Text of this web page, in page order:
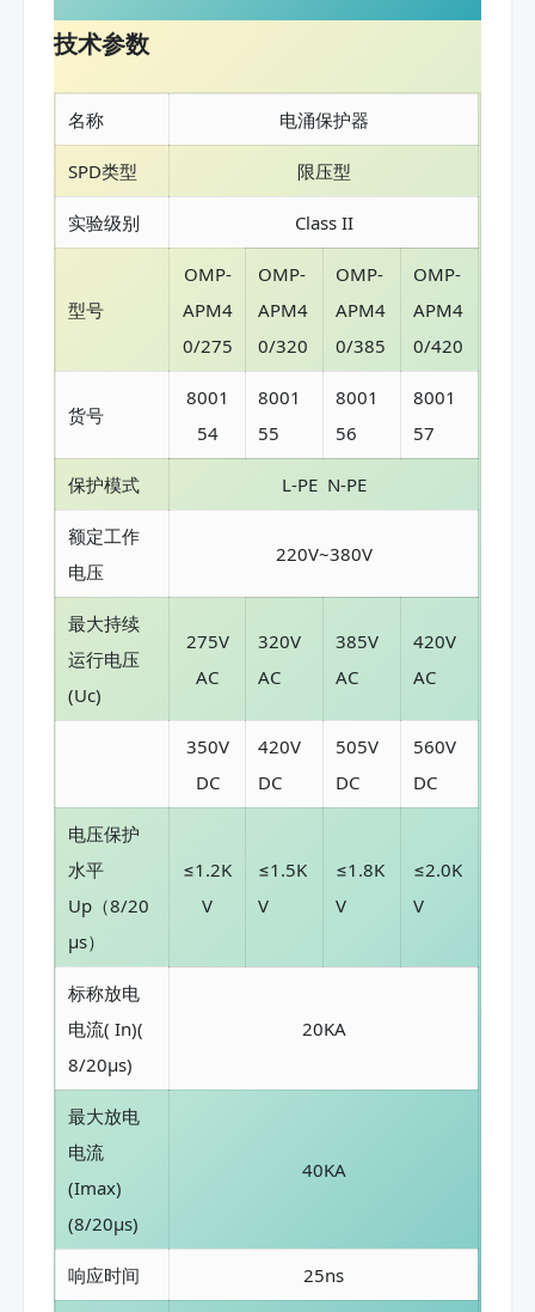
技术参数
名称 电涌保护器
SPD类型 限压型
实验级别 Class II
型号
OMP-
APM4
0/275
OMP-
APM4
0/320
OMP-
APM4
0/385
OMP-
APM4
0/420
货号
8001
54
8001
55
8001
56
8001
57
保护模式 L-PE N-PE
额定工作
电压
220V~380V
最大持续
运行电压
(Uc)
275V
AC
320V
AC
385V
AC
420V
AC
350V
DC
420V
DC
505V
DC
560V
DC
电压保护
水平
Up（8/20
μs）
≤1.2K
V
≤1.5K
V
≤1.8K
V
≤2.0K
V
标称放电
电流( In)(
8/20μs)
20KA
最大放电
电流
(Imax)
(8/20μs)
40KA
响应时间 25ns